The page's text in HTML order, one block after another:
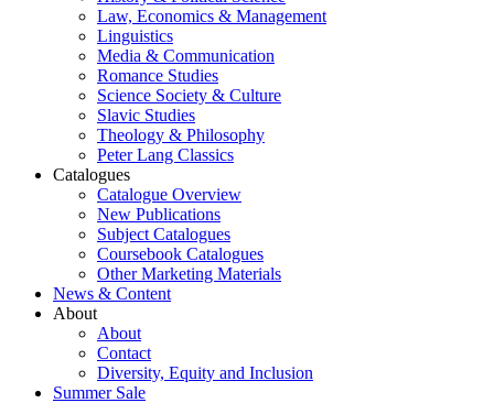
Law, Economics & Management
Linguistics
Media & Communication
Romance Studies
Science Society & Culture
Slavic Studies
Theology & Philosophy
Peter Lang Classics
Catalogues
Catalogue Overview
New Publications
Subject Catalogues
Coursebook Catalogues
Other Marketing Materials
News & Content
About
About
Contact
Diversity, Equity and Inclusion
Summer Sale